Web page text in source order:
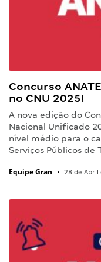
Concurso
no CNU 2025!
A nova edição do
Nacional Unificado
nível médio para o
Serviços Públicos de
Equipe Gran • 28 de Abril